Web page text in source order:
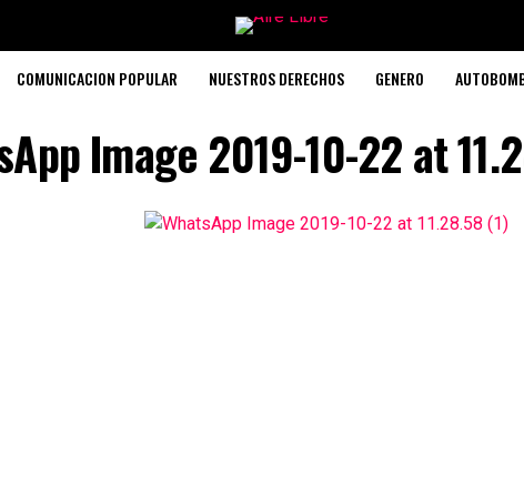
COMUNICACION POPULAR NUESTROS DERECHOS GENERO
Image 2019-10-22 at